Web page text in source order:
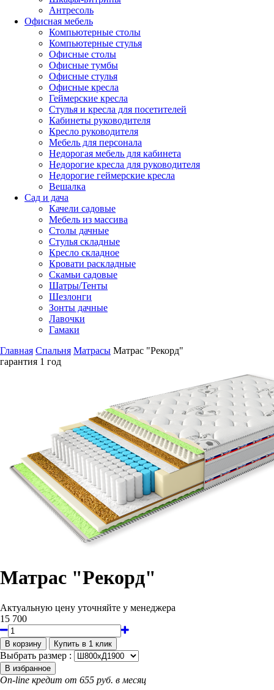
Антресоль
Офисная мебель
Компьютерные столы
Компьютерные стулья
Офисные столы
Офисные тумбы
Офисные стулья
Офисные кресла
Геймерские кресла
Стулья и кресла для посетителей
Кабинеты руководителя
Кресло руководителя
Мебель для персонала
Недорогая мебель для кабинета
Недорогие кресла для руководителя
Недорогие геймерские кресла
Вешалка
Сад и дача
Качели садовые
Мебель из массива
Столы дачные
Стулья складные
Кресло складное
Кровати раскладные
Скамьи садовые
Шатры/Тенты
Шезлонги
Зонты дачные
Лавочки
Гамаки
Главная Спальня Матрасы Матрас "Рекорд"
гарантия 1 год
Матрас "Рекорд"
Актуальную цену уточняйте у менеджера
15 700
Выбрать размер :
On-line кредит от 655 руб. в месяц